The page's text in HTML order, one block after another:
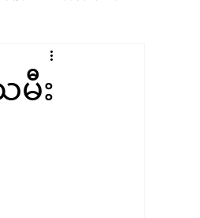
မီး